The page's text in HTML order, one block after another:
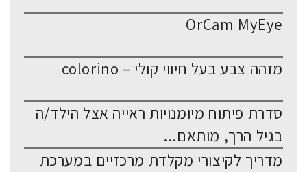
OrCam MyEye
מזהה צבע בעל חיווי קולי – colorino
סדרת פיתוח מיומנויות ראייה אצל הילד/ה
בגיל הרך, מותאם...
מדריך לקיצורי מקלדת מרכזיים במערכת